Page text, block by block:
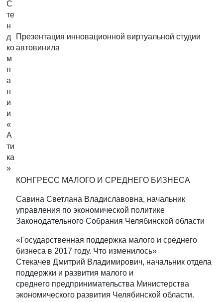
С
те
н
д
ко
м
п
а
н
и
и
«
А
ти
ка
»
Презентация инновационной виртуальной студии
автовинила
КОНГРЕСС МАЛОГО И СРЕДНЕГО БИЗНЕСА
Савина Светлана Владиславовна, начальник
управления по экономической политике
Законодательного Собрания Челябинской области
«Государственная поддержка малого и среднего
бизнеса в 2017 году. Что изменилось»
Стекачев Дмитрий Владимирович, начальник отдела
поддержки и развития малого и
среднего предпринимательства Министерства
экономического развития Челябинской области.